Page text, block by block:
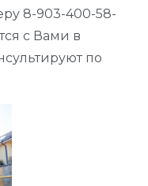
8-903-400-58-
с Вами в
по